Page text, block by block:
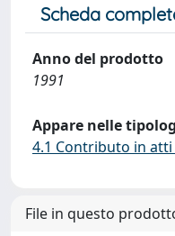
Scheda
Anno del prodotto
1991
Appare nelle
4.1 Contributo in
File in questo